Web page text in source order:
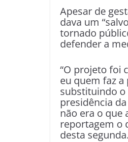
Apesar de
dava um
tornado
defender a
“O projeto foi
eu quem faz
substituindo o
presidência
não era o que
reportagem o
desta segunda.